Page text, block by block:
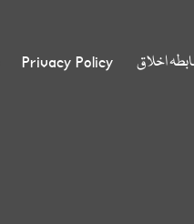
اخلاق Privacy Policy